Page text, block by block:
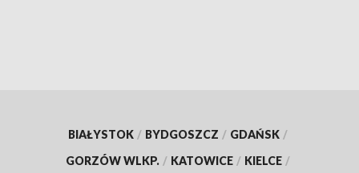
BIAŁYSTOK / BYDGOSZCZ / GDAŃSK /
GORZÓW WLKP. / KATOWICE / KIELCE /